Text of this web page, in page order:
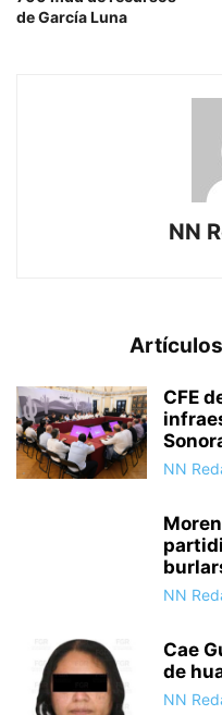
de García Luna
NN
CFE
NN
NN
Cae
de
NN